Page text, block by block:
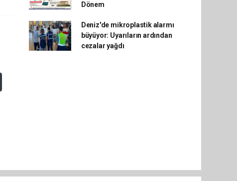
Dönem
Deniz'de mikroplastik alarmı
büyüyor: Uyarıların ardından
cezalar yağdı